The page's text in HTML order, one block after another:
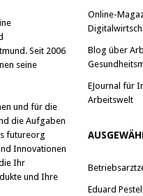
Seit 2006
seine
und für die
die Aufgaben
futureorg
Innovationen
Ihr
und Ihre
Online-
Blog über
EJournal für
Arbeitswelt
Eduard